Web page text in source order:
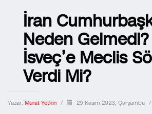
İran
Neden
İsveç’e Meclis
Verdi Mi?
Yazar: Murat Yetkin / 29 Kasım 2023, Çarşamba /